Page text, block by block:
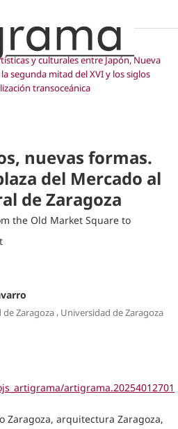
y culturales entre Japón, Nueva
segunda mitad del XVI y los siglos
transoceánica
nuevas formas.
del Mercado al
de Zaragoza
the Old Market Square to
Zaragoza, Universidad de Zaragoza
artigrama.20254012701
Zaragoza, arquitectura Zaragoza,